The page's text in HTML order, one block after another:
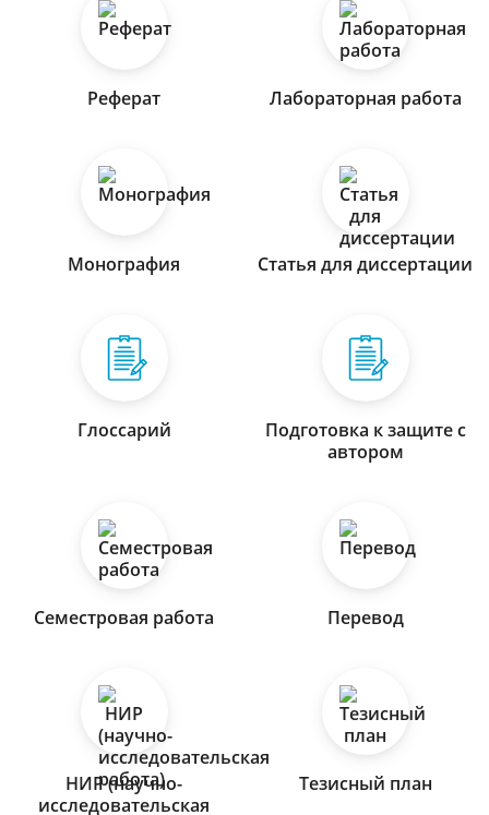
Реферат Лабораторная работа
Монография Статья для диссертации
Глоссарий
Подготовка к защите с
автором
Семестровая работа Перевод
НИР (научно-
исследовательская
Тезисный план